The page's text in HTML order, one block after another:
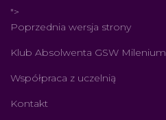
">
Poprzednia wersja strony
Klub Absolwenta GSW Milenium
Współpraca z uczelnią
Kontakt